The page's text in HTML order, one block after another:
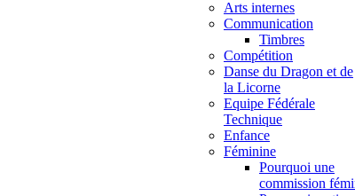
Communication
Timbres
Compétition
Danse du Dragon et de
la Licorne
Equipe Fédérale
Technique
Enfance
Féminine
Pourquoi une
commission